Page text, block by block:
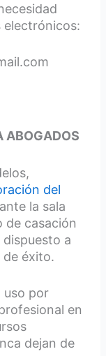
electrónicos:
ABOGADOS
del
la sala
de casación
a
éxito.
uso por
en
dejan de